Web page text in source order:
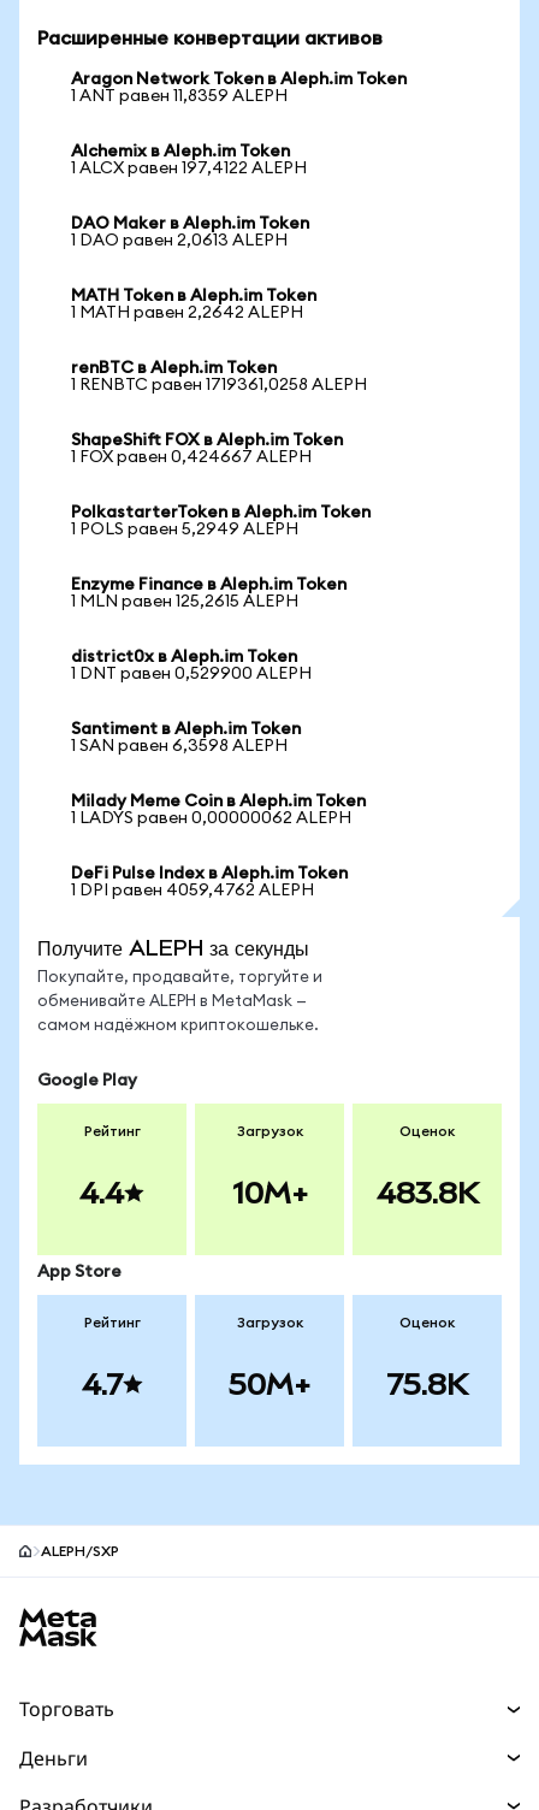
Расширенные конвертации активов
Aragon Network Token в Aleph.im Token
1 ANT равен 11,8359 ALEPH
Alchemix в Aleph.im Token
1 ALCX равен 197,4122 ALEPH
DAO Maker в Aleph.im Token
1 DAO равен 2,0613 ALEPH
MATH Token в Aleph.im Token
1 MATH равен 2,2642 ALEPH
renBTC в Aleph.im Token
1 RENBTC равен 1719361,0258 ALEPH
ShapeShift FOX в Aleph.im Token
1 FOX равен 0,424667 ALEPH
PolkastarterToken в Aleph.im Token
1 POLS равен 5,2949 ALEPH
Enzyme Finance в Aleph.im Token
1 MLN равен 125,2615 ALEPH
district0x в Aleph.im Token
1 DNT равен 0,529900 ALEPH
Santiment в Aleph.im Token
1 SAN равен 6,3598 ALEPH
Milady Meme Coin в Aleph.im Token
1 LADYS равен 0,00000062 ALEPH
DeFi Pulse Index в Aleph.im Token
1 DPI равен 4059,4762 ALEPH
Получите ALEPH за секунды
Покупайте, продавайте, торгуйте и
обменивайте ALEPH в MetaMask —
самом надёжном криптокошельке.
Google Play
Рейтинг
4.4
Загрузок
10M+
Оценок
483.8K
App Store
Рейтинг
4.7
Загрузок
50M+
Оценок
75.8K
ALEPH/SXP
Торговать
Деньги